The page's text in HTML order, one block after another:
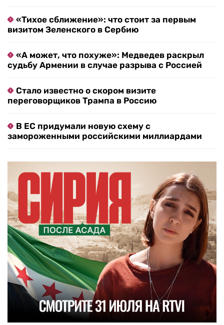
«Тихое сближение»: что стоит за первым
визитом Зеленского в Сербию
«А может, что похуже»: Медведев раскрыл
судьбу Армении в случае разрыва с Россией
Стало известно о скором визите
переговорщиков Трампа в Россию
В ЕС придумали новую схему с
замороженными российскими миллиардами